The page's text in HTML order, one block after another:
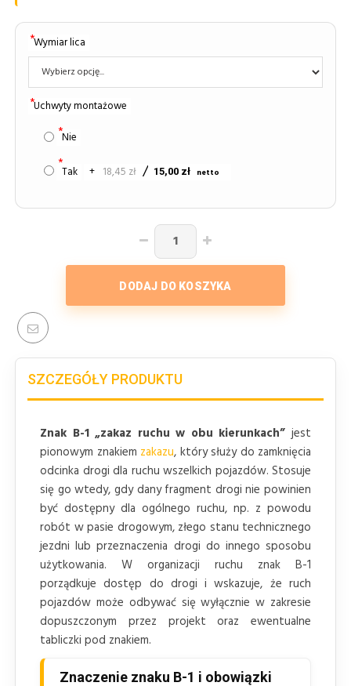
Wymiar lica
Uchwyty montażowe
Nie
Tak + 18,45 zł 15,00 zł
DODAJ DO KOSZYKA
SZCZEGÓŁY PRODUKTU
Znak B-1 „zakaz ruchu w obu kierunkach” jest
pionowym znakiem zakazu, który służy do zamknięcia
odcinka drogi dla ruchu wszelkich pojazdów. Stosuje
się go wtedy, gdy dany fragment drogi nie powinien
być dostępny dla ogólnego ruchu, np. z powodu
robót w pasie drogowym, złego stanu technicznego
jezdni lub przeznaczenia drogi do innego sposobu
użytkowania. W organizacji ruchu znak B-1
porządkuje dostęp do drogi i wskazuje, że ruch
pojazdów może odbywać się wyłącznie w zakresie
dopuszczonym przez projekt oraz ewentualne
tabliczki pod znakiem.
Znaczenie znaku B-1 i obowiązki